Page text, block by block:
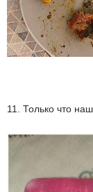
11. Только что